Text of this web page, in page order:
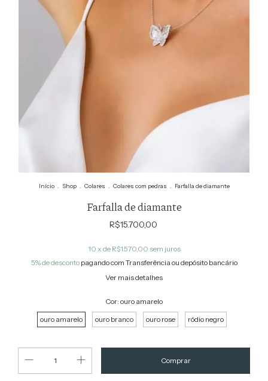
Início . Shop . Colares . Colares com pedras . Farfalla de diamante
Farfalla de diamante
R$15.700,00
10 x de R$1.570,00 sem juros
5% de descontopagando com Transferência ou depósito bancário
Ver mais detalhes
Cor: ouro amarelo
ouro amarelo
ouro branco ouro rose ródio negro